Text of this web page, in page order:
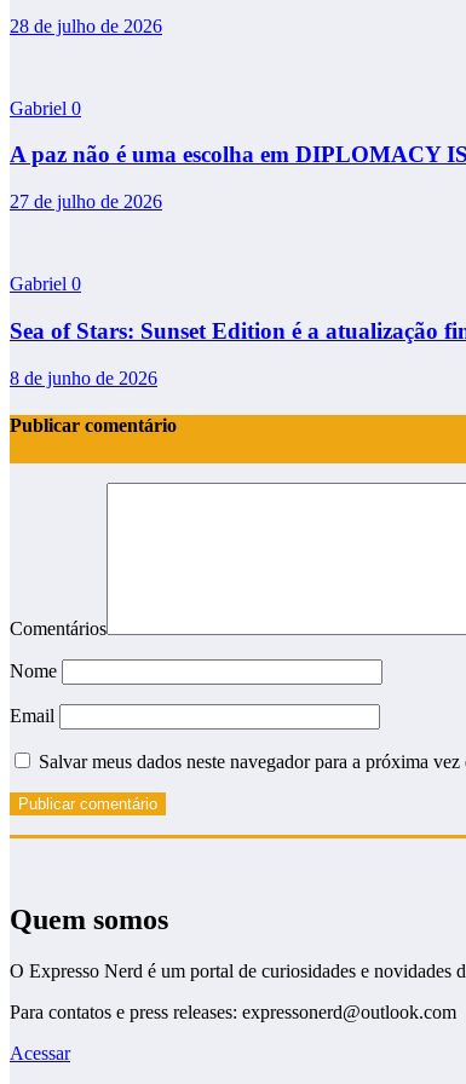
28 de julho de 2026
Gabriel 0
A paz não é uma escolha em DIPLOMACY
27 de julho de 2026
Gabriel 0
Sea of Stars: Sunset Edition é a atualização
8 de junho de 2026
Publicar comentário
Comentários
Nome
Email
Salvar meus dados neste navegador para a próxima vez
Quem somos
O Expresso Nerd é um portal de curiosidades e novidades
Para contatos e press releases: expressonerd@outlook.com
Acessar